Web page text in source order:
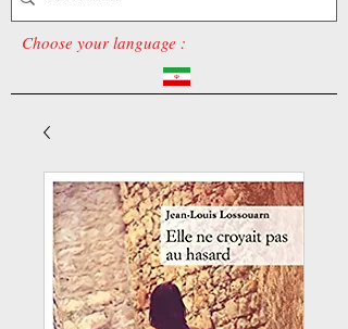
Choose your language :